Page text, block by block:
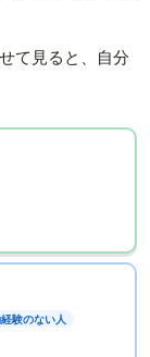
て見ると、自分
験のない人